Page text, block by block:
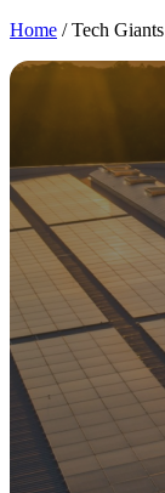
Home / Tech Giants